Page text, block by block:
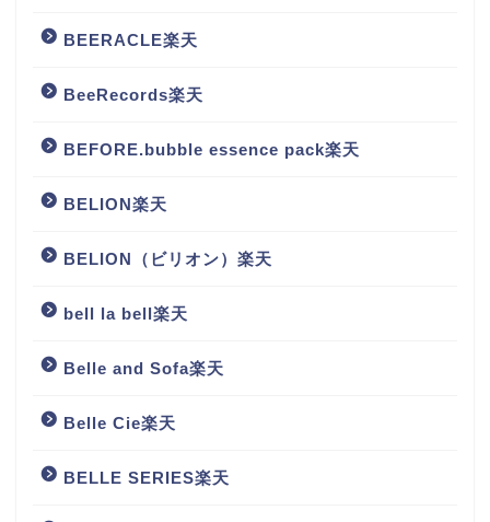
BEERACLE楽天
BeeRecords楽天
BEFORE.bubble essence pack楽天
BELION楽天
BELION（ビリオン）楽天
bell la bell楽天
Belle and Sofa楽天
Belle Cie楽天
BELLE SERIES楽天